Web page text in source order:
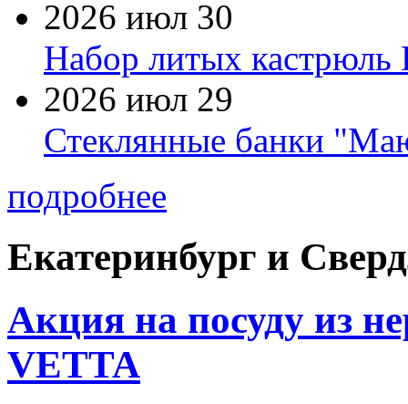
2026 июл 30
Набор литых кастрюль
2026 июл 29
Стеклянные банки
подробнее
Екатеринбург и
Акция на посуду из
VETTA